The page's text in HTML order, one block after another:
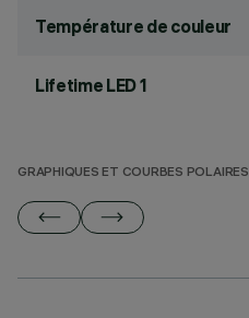
Température de couleur
Lifetime LED 1
GRAPHIQUES ET COURBES POLAIRES